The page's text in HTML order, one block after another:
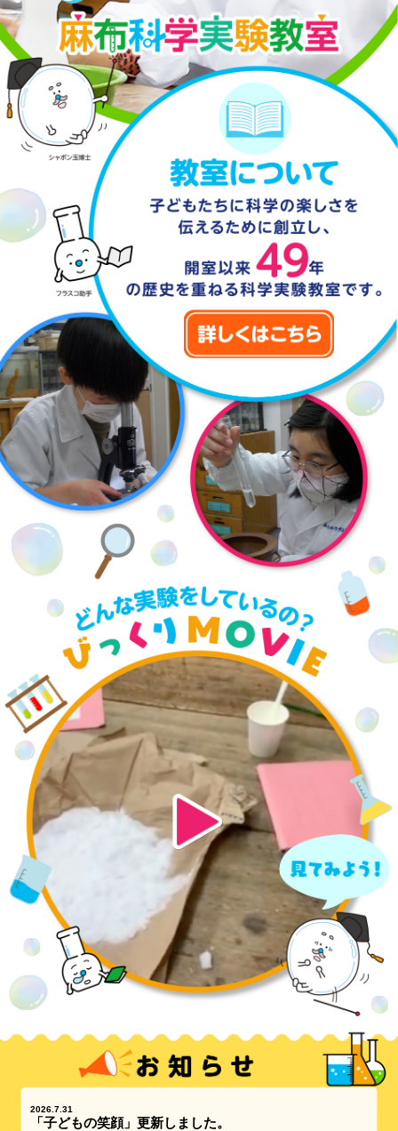
2026.7.31
「子どもの笑顔」更新しました。